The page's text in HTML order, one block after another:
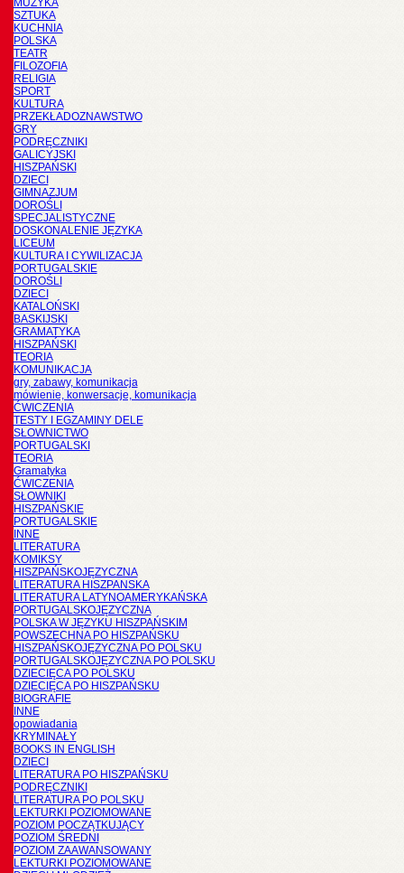
MUZYKA
SZTUKA
KUCHNIA
POLSKA
TEATR
FILOZOFIA
RELIGIA
SPORT
KULTURA
PRZEKŁADOZNAWSTWO
GRY
PODRĘCZNIKI
GALICYJSKI
HISZPAŃSKI
DZIECI
GIMNAZJUM
DOROŚLI
SPECJALISTYCZNE
DOSKONALENIE JĘZYKA
LICEUM
KULTURA I CYWILIZACJA
PORTUGALSKIE
DOROŚLI
DZIECI
KATALOŃSKI
BASKIJSKI
GRAMATYKA
HISZPAŃSKI
TEORIA
KOMUNIKACJA
gry, zabawy, komunikacja
mówienie, konwersacje, komunikacja
ĆWICZENIA
TESTY I EGZAMINY DELE
SŁOWNICTWO
PORTUGALSKI
TEORIA
Gramatyka
ĆWICZENIA
SŁOWNIKI
HISZPAŃSKIE
PORTUGALSKIE
INNE
LITERATURA
KOMIKSY
HISZPAŃSKOJĘZYCZNA
LITERATURA HISZPANSKA
LITERATURA LATYNOAMERYKAŃSKA
PORTUGALSKOJĘZYCZNA
POLSKA W JĘZYKU HISZPAŃSKIM
POWSZECHNA PO HISZPAŃSKU
HISZPAŃSKOJĘZYCZNA PO POLSKU
PORTUGALSKOJĘZYCZNA PO POLSKU
DZIECIĘCA PO POLSKU
DZIECIĘCA PO HISZPAŃSKU
BIOGRAFIE
INNE
opowiadania
KRYMINAŁY
BOOKS IN ENGLISH
DZIECI
LITERATURA PO HISZPAŃSKU
PODRĘCZNIKI
LITERATURA PO POLSKU
LEKTURKI POZIOMOWANE
POZIOM POCZĄTKUJĄCY
POZIOM ŚREDNI
POZIOM ZAAWANSOWANY
LEKTURKI POZIOMOWANE